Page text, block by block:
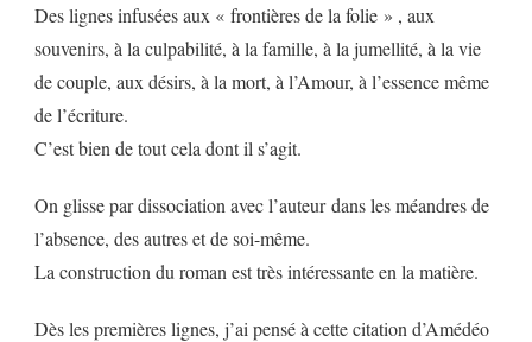
Des lignes infusées aux « frontières de la folie » , aux
souvenirs, à la culpabilité, à la famille, à la jumellité, à la vie
de couple, aux désirs, à la mort, à l’Amour, à l’essence même
de l’écriture.
C’est bien de tout cela dont il s’agit.
On glisse par dissociation avec l’auteur dans les méandres de
l’absence, des autres et de soi-même.
La construction du roman est très intéressante en la matière.
Dès les premières lignes, j’ai pensé à cette citation d’Amédéo